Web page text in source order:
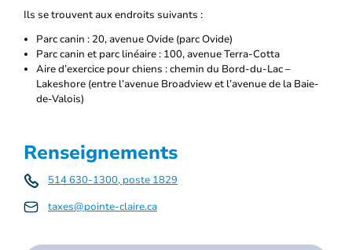
Ils se trouvent aux endroits suivants :
Parc canin : 20, avenue Ovide (parc Ovide)
Parc canin et parc linéaire : 100, avenue Terra-Cotta
Aire d’exercice pour chiens : chemin du Bord-du-Lac –
Lakeshore (entre l’avenue Broadview et l’avenue de la Baie-
de-Valois)
Renseignements
514 630-1300, poste 1829
taxes@pointe-claire.ca